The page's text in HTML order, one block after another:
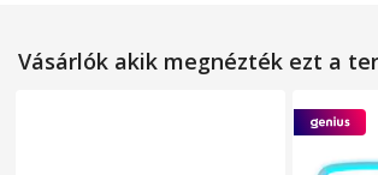
Vásárlók akik megnézték ezt a